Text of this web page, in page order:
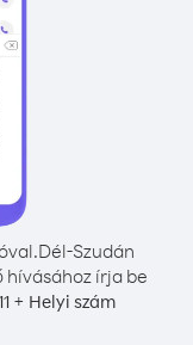
Dél-Szudán
írja be
+ Helyi szám